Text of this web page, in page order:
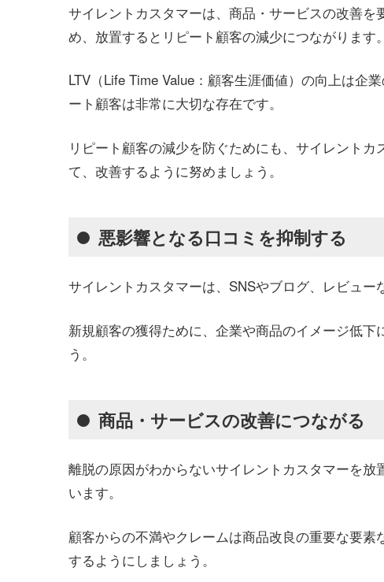
サイレントカスタマーは、商品・サービスの改善
め、放置するとリピート顧客の減少につながります。
LTV（Life Time Value：顧客生涯価値）の向上は企
ート顧客は非常に大切な存在です。
リピート顧客の減少を防ぐためにも、サイレント
て、改善するように努めましょう。
悪影響となる口コミを抑制する
サイレントカスタマーは、SNSやブログ、レビュー
新規顧客の獲得ために、企業や商品のイメージ低
う。
商品・サービスの改善につながる
離脱の原因がわからないサイレントカスタマーを
います。
顧客からの不満やクレームは商品改良の重要な要
するようにしましょう。